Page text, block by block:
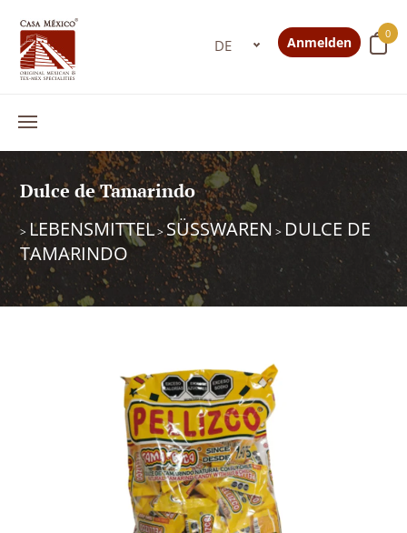
0
Anmelden
Dulce de Tamarindo
> LEBENSMITTEL>SÜSSWAREN > DULCE DE
TAMARINDO